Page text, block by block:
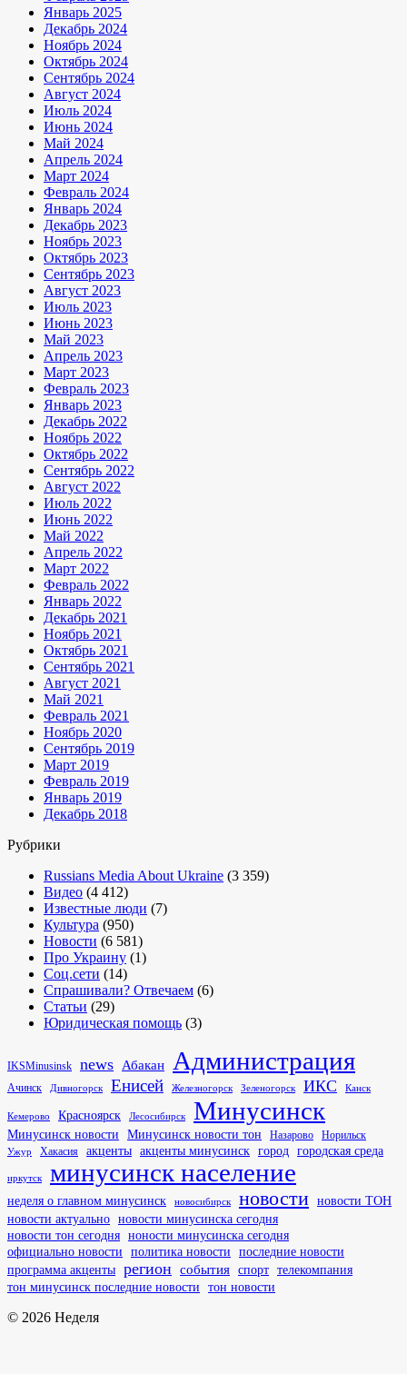
Январь 2025
Декабрь 2024
Ноябрь 2024
Октябрь 2024
Сентябрь 2024
Август 2024
Июль 2024
Июнь 2024
Май 2024
Апрель 2024
Март 2024
Февраль 2024
Январь 2024
Декабрь 2023
Ноябрь 2023
Октябрь 2023
Сентябрь 2023
Август 2023
Июль 2023
Июнь 2023
Май 2023
Апрель 2023
Март 2023
Февраль 2023
Январь 2023
Декабрь 2022
Ноябрь 2022
Октябрь 2022
Сентябрь 2022
Август 2022
Июль 2022
Июнь 2022
Май 2022
Апрель 2022
Март 2022
Февраль 2022
Январь 2022
Декабрь 2021
Ноябрь 2021
Октябрь 2021
Сентябрь 2021
Август 2021
Май 2021
Февраль 2021
Ноябрь 2020
Сентябрь 2019
Март 2019
Февраль 2019
Январь 2019
Декабрь 2018
Рубрики
Russians Media About Ukraine (3 359)
Видео (4 412)
Известные люди (7)
Культура (950)
Новости (6 581)
Про Украину (1)
Соц.сети (14)
Спрашивали? Отвечаем (6)
Статьи (29)
Юридическая помощь (3)
IKSMinusinsk news Абакан Администрация
Ачинск Дивногорск Енисей Железногорск Зеленогорск ИКС Канск
Кемерово Красноярск Лесосибирск Минусинск
Минусинск новости Минусинск новости тон Назарово Норильск
Ужур Хакасия акценты акценты минусинск город городская среда
иркутск минусинск население
неделя о главном минусинск новосибирск новости новости ТОН
новости актуально новости минусинска сегодня
новости тон сегодня ноности минусинска сегодня
официально новости
политика новости последние новости
программа акценты регион события спорт телекомпания
тон минусинск последние новости
тон новости
© 2026 Неделя